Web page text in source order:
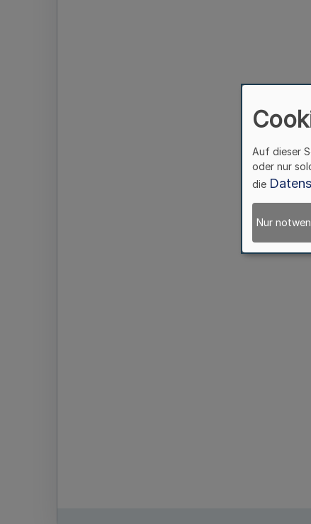
Auf dieser
oder nur
die
Nur